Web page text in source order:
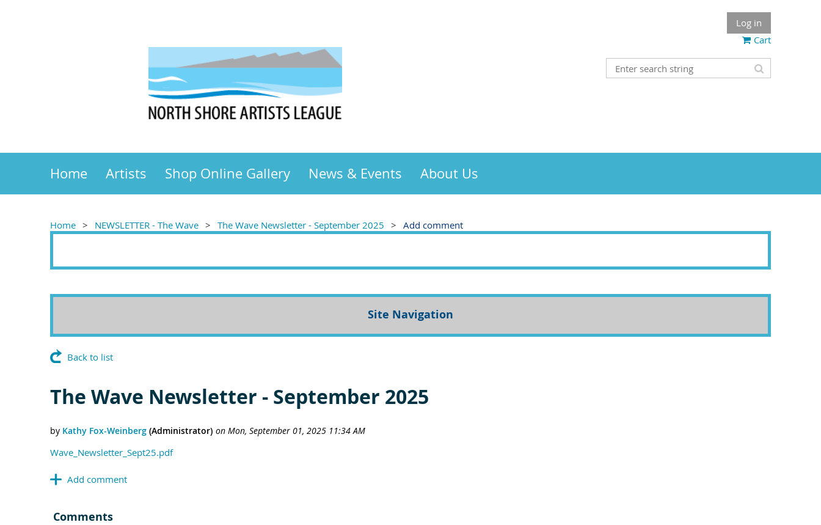
Log in
Cart
Home Artists Shop Online Gallery News & Events About Us
Home NEWSLETTER - The Wave The Wave Newsletter - September 2025 Add comment
Site Navigation
Back to list
The Wave Newsletter - September 2025
Wave_Newsletter_Sept25.pdf
Comments